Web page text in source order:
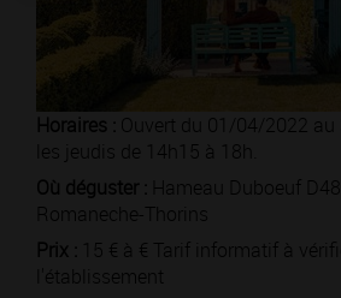
Horaires : Ouvert du 01/04/2022
les jeudis de 14h15 à 18h.
Où déguster : Hameau Duboeuf
Romaneche-Thorins
Prix :
15 € à € Tarif informatif à
l'établissement